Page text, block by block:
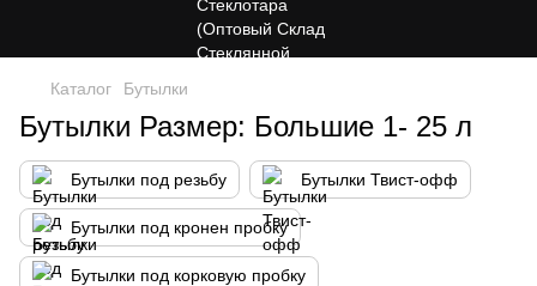
Каталог Бутылки
Бутылки Размер: Большие 1- 25 л
Бутылки под резьбу Бутылки Твист-офф
Бутылки под кронен пробку
Бутылки под корковую пробку